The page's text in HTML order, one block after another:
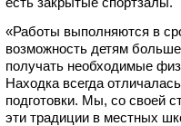
«Работы выполняются в
возможность детям
получать необходимые
Находка всегда
подготовки. Мы, со своей
эти традиции в местных